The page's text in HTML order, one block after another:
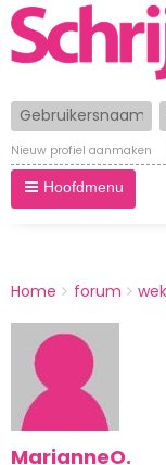
Gebruikersnaam
Nieuw profiel aanmaken
Hoofdmenu
BREADCRUMBS
You
here:
Home forum
MarianneO.